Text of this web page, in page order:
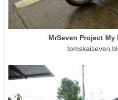
MrSeven Project My